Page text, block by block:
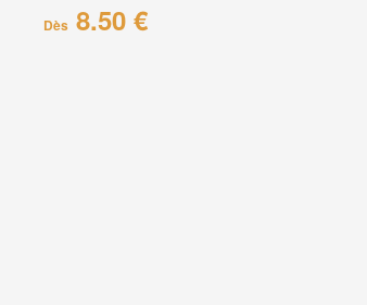
Dès 8.50 €